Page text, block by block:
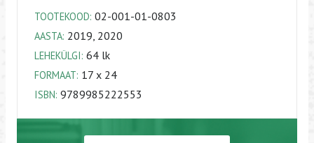
TOOTEKOOD: 02-001-01-0803
AASTA: 2019, 2020
LEHEKÜLGI: 64 lk
FORMAAT: 17 x 24
ISBN: 9789985222553